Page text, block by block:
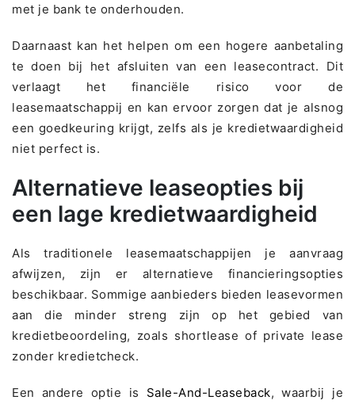
met je bank te onderhouden.
Daarnaast kan het helpen om een hogere aanbetaling
te doen bij het afsluiten van een leasecontract. Dit
verlaagt het financiële risico voor de
leasemaatschappij en kan ervoor zorgen dat je alsnog
een goedkeuring krijgt, zelfs als je kredietwaardigheid
niet perfect is.
Alternatieve leaseopties bij
een lage kredietwaardigheid
Als traditionele leasemaatschappijen je aanvraag
afwijzen, zijn er alternatieve financieringsopties
beschikbaar. Sommige aanbieders bieden leasevormen
aan die minder streng zijn op het gebied van
kredietbeoordeling, zoals shortlease of private lease
zonder kredietcheck.
Een andere optie is Sale-And-Leaseback, waarbij je